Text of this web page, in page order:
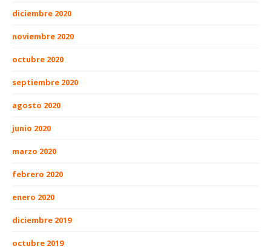
diciembre 2020
noviembre 2020
octubre 2020
septiembre 2020
agosto 2020
junio 2020
marzo 2020
febrero 2020
enero 2020
diciembre 2019
octubre 2019